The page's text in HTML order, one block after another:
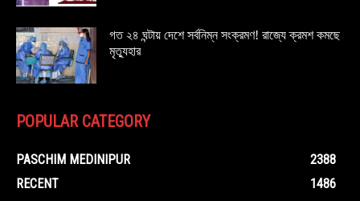
গত ২৪ ঘন্টায় দেশে সর্বনিম্ন সংক্রমণ! রাজ্যে ক্রমশ কমছে
মৃত্যুহার
POPULAR CATEGORY
PASCHIM MEDINIPUR
2388
RECENT
1486